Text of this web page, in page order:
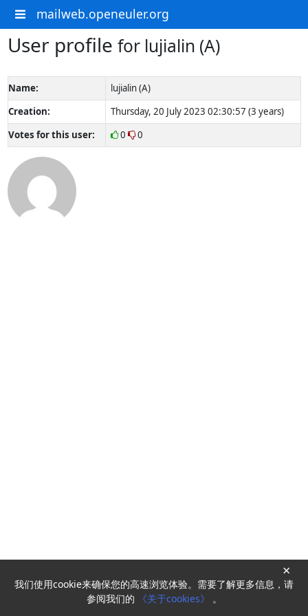
mailweb.openeuler.org
User profile for lujialin (A)
Name:
lujialin (A)
Creation:
Thursday, 20 July 2023 02:30:57 (3 years)
Votes for this user:
0 0
Powered byHyperKitty
我们使用cookie来确保您的高速浏览体验。需要了解更多信息，请
参阅我们的
《关于cookies》 。
×